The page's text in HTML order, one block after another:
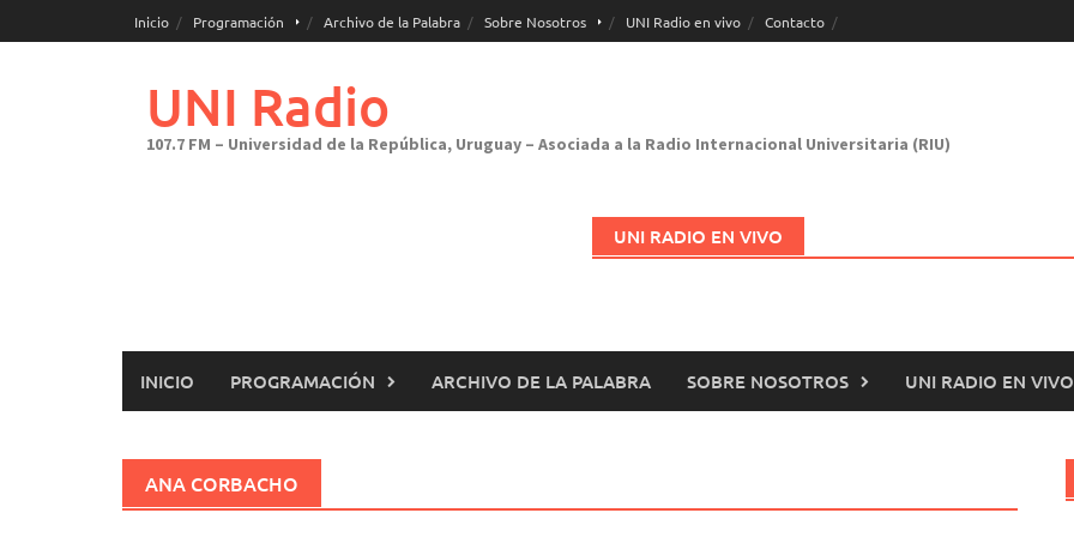
al
Inicio Programación Archivo de la Palabra Sobre Nosotros UNI Radio en vivo Contacto
UNI Radio
107.7 FM – Universidad de la República, Uruguay – Asociada a la Radio Internacional Universitaria (RIU)
UNI RADIO EN VIVO
INICIO PROGRAMACIÓN ARCHIVO DE LA PALABRA SOBRE NOSOTROS UNI RADIO EN VIVO
ANA CORBACHO